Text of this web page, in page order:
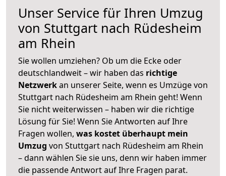
Unser Service für Ihren Umzug
von Stuttgart nach Rüdesheim
am Rhein
Sie wollen umziehen? Ob um die Ecke oder
deutschlandweit – wir haben das richtige
Netzwerkan unserer Seite, wenn es Umzüge von
Stuttgart nach Rüdesheim am Rhein geht! Wenn
Sie nicht weiterwissen – haben wir die richtige
Lösung für Sie! Wenn Sie Antworten auf Ihre
Fragen wollen, was kostet überhaupt mein
Umzug von Stuttgart nach Rüdesheim am Rhein
– dann wählen Sie sie uns, denn wir haben immer
die passende Antwort auf Ihre Fragen parat.